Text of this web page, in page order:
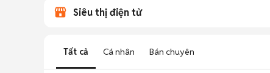
Siêu thị điện tử
Tất cả Cá nhân Bán chuyên